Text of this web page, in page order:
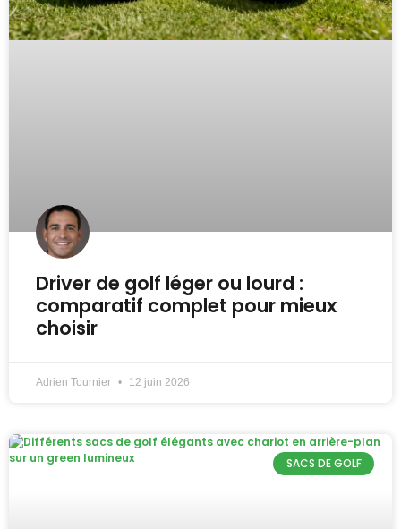
Driver de golf léger ou lourd :
comparatif complet pour mieux
choisir
Adrien Tournier 12 juin 2026
SACS DE GOLF